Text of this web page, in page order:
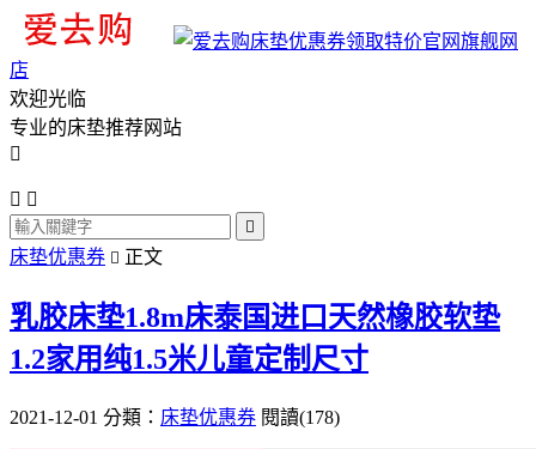
旗舰网
店
欢迎光临
专业的床垫推荐网站

 

床垫优惠券  正文
乳胶床垫1.8m床泰国进口天然橡胶软垫
1.2家用纯1.5米儿童定制尺寸
2021-12-01 分類： 床垫优惠券 閱讀(178)